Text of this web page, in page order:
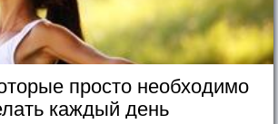
просто необходимо
каждый день